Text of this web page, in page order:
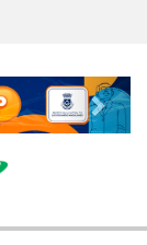
Next